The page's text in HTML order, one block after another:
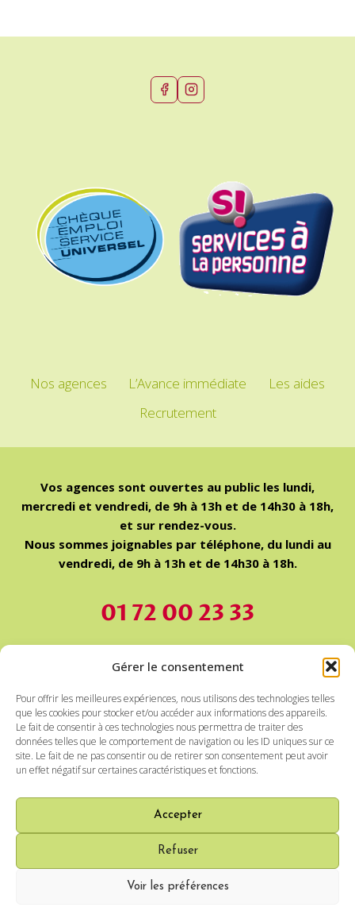
Gérer le consentement
Pour offrir les meilleures expériences, nous utilisons des technologies telles
que les cookies pour stocker et/ou accéder aux informations des appareils.
Le fait de consentir à ces technologies nous permettra de traiter des
données telles que le comportement de navigation ou les ID uniques sur ce
site. Le fait de ne pas consentir ou de retirer son consentement peut avoir
un effet négatif sur certaines caractéristiques et fonctions.
Accepter
Refuser
Voir les préférences
Nos agences L’Avance immédiate
Les aides
Recrutement
Vos agences sont ouvertes au public les lundi,
mercredi et vendredi, de 9h à 13h et de 14h30 à 18h,
et sur rendez-vous.
Nous sommes joignables par téléphone, du lundi au
vendredi, de 9h à 13h et de 14h30 à 18h.
01 72 00 23 33
Nos devis sont Gratuits et sans engagement.
Nous intervenons à la fois en mode prestataire et
mandataire. En mandataire, le montant de la
rémunération des intervenant(e)s est fixé par le client
dans le respect de la convention collective des salariés du
devis gratuit, en fonction de la nature exacte de votre
recherche et du niveau d’aide à la gestion souhaité.
© 2026 Ambrille |Conditions Générales de Services
Mentions légales et Confidentialité